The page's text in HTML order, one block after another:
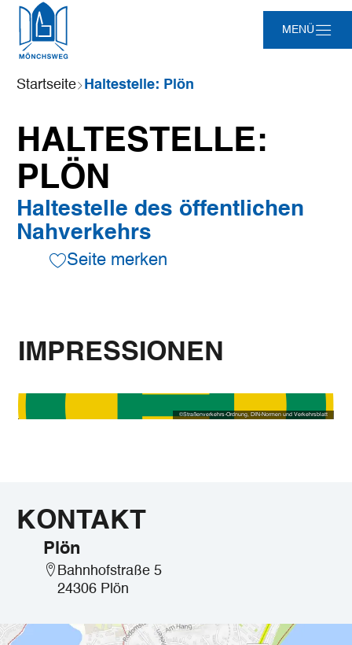
MENÜ
Sie
sind
Startseite Haltestelle: Plön
HALTESTELLE:
PLÖN
Haltestelle des öffentlichen
Nahverkehrs
Seite merken
IMPRESSIONEN
©Straßenverkehrs-Ordnung, DIN-Normen und Verkehrsblatt
KONTAKT
Plön
Bahnhofstraße 5
24306 Plön